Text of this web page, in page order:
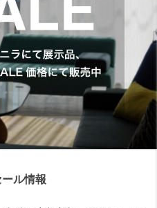
ル情報